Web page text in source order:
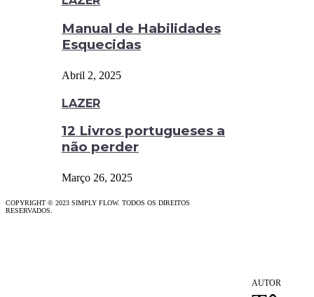
Manual de Habilidades
Esquecidas
Abril 2, 2025
LAZER
12 Livros portugueses a
não perder
Março 26, 2025
COPYRIGHT © 2023 SIMPLY FLOW. TODOS OS DIREITOS
RESERVADOS.